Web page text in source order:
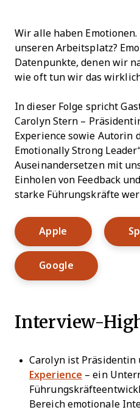
Wir alle haben
unseren Arbeitsplatz?
Datenpunkte, denen wir
wie oft tun wir das
In dieser Folge spricht
Carolyn Stern –
Experience sowie Autorin
Emotionally Strong
Auseinandersetzen mit
Einholen von Feedback
starke Führungskräfte
Apple Opens New
GoogleOpens New
Interview-
Carolyn ist Präsidentin
Experience – ein
Bereich emotionale